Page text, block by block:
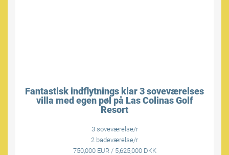
Fantastisk indflytnings klar 3 soveværelses
villa med egen pøl på Las Colinas Golf
Resort
3 soveværelse/r
2 badeværelse/r
750,000 EUR / 5,625,000 DKK